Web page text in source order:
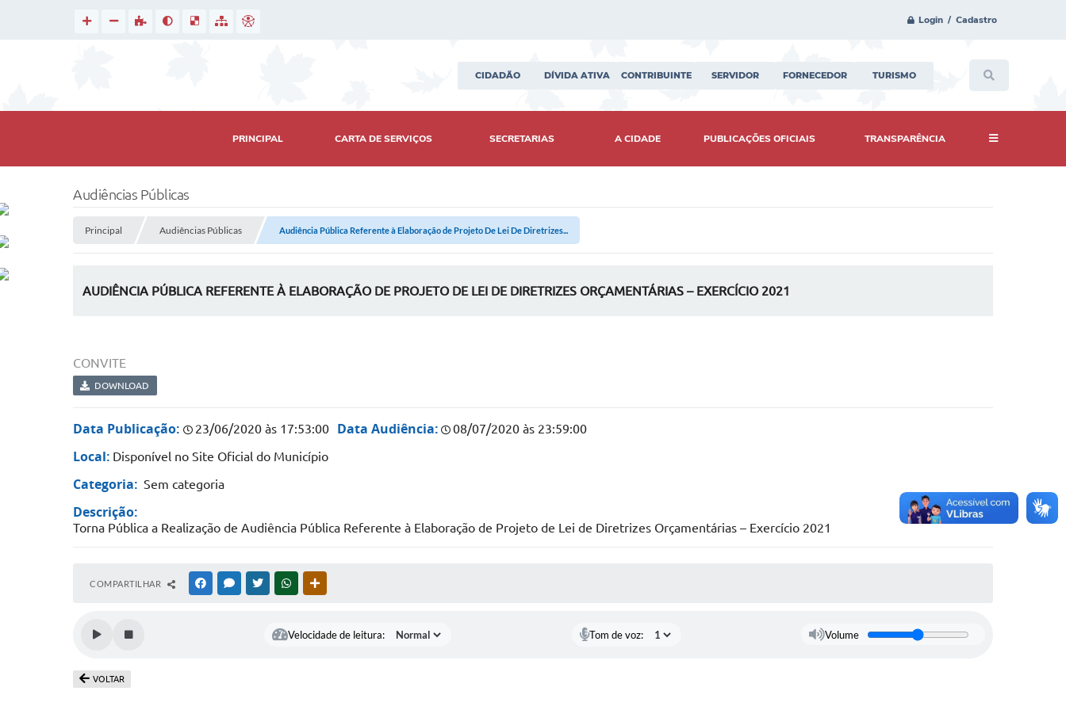
Login / Cadastro
CIDADÃO DÍVIDA ATIVA CONTRIBUINTE SERVIDOR FORNECEDOR TURISMO
PRINCIPAL CARTA DE SERVIÇOS SECRETARIAS A CIDADE PUBLICAÇÕES OFICIAIS TRANSPARÊNCIA
Audiências Públicas
Principal Audiências Públicas Audiência Pública Referente à Elaboração de Projeto De Lei De Diretrizes...
AUDIÊNCIA PÚBLICA REFERENTE À ELABORAÇÃO DE PROJETO DE LEI DE DIRETRIZES ORÇAMENTÁRIAS – EXERCÍCIO 2021
CONVITE
DOWNLOAD
Data Publicação: 23/06/2020 às 17:53:00 Data Audiência: 08/07/2020 às 23:59:00
Local: Disponível no Site Oficial do Município
Categoria: Sem categoria
Descrição:
Torna Pública a Realização de Audiência Pública Referente à Elaboração de Projeto de Lei de Diretrizes Orçamentárias – Exercício 2021
COMPARTILHAR FACEBOOKMESSENGER
TWITTERWHATSAPP
Velocidade de leitura: Tom de voz: Volume
VOLTAR